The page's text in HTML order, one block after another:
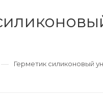
— Герметик силиконовый